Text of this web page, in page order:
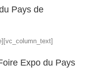
Pays de
Expo du Pays